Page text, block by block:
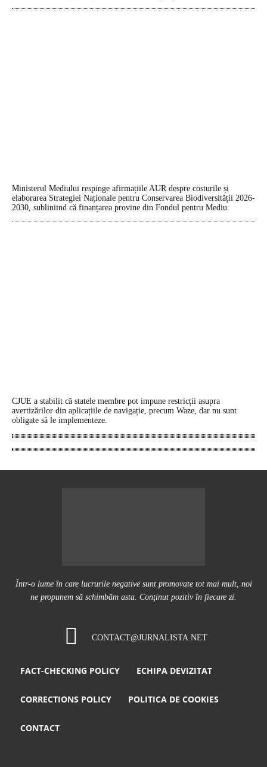
Ministerul Mediului respinge afirmațiile AUR despre costurile și
elaborarea Strategiei Naționale pentru Conservarea Biodiversității 2026-
2030, subliniind că finanțarea provine din Fondul pentru Mediu.
CJUE a stabilit că statele membre pot impune restricții asupra
avertizărilor din aplicațiile de navigație, precum Waze, dar nu sunt
obligate să le implementeze.
Într-o lume în care lucrurile negative sunt promovate tot mai mult, noi
ne propunem să schimbăm asta. Conţinut pozitiv în fiecare zi.
CONTACT@JURNALISTA.NET
FACT-CHECKING POLICY ECHIPA DEVIZITAT
CORRECTIONS POLICY POLITICA DE COOKIES
CONTACT